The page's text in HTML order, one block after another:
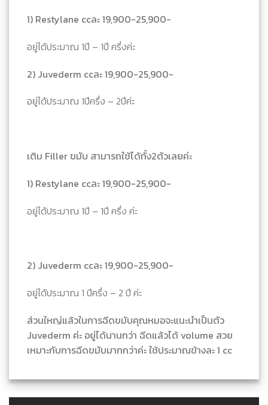
1) Restylane ccละ19,900-25,900-
อยู่ได้ประมาณ 1ปี – 1ปี ครึ่งค่ะ
2) Juvederm ccละ19,900-25,900-
อยู่ได้ประมาณ 1ปีครึ่ง – 2ปีค่ะ
เติม Filler ขมับ สามารถใช้ได้ทั้ง2ตัวเลยค่ะ
1) Restylane ccละ19,900-25,900-
อยู่ได้ประมาณ 1ปี – 1ปี ครึ่ง ค่ะ
2) Juvederm ccละ19,900-25,900-
อยู่ได้ประมาณ 1 ปีครึ่ง – 2 ปี ค่ะ
ส่วนใหญ่แล้วในการฉีดขมับคุณหมอจะแนะนำเป็นตัว
Juvederm ค่ะ อยู่ได้นานกว่า ฉีดแล้วได้ volume สวย
เหมาะกับการฉีดขมับมากกว่าค่ะ ใช้ประมาณข้างละ 1 cc